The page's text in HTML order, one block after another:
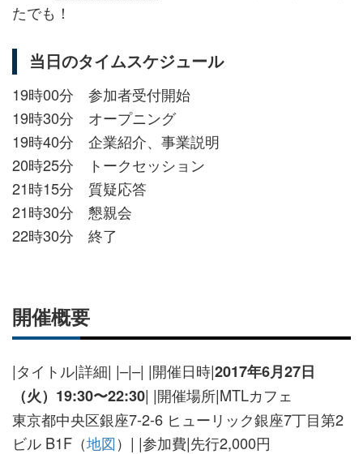
たでも！
当日のタイムスケジュール
19時00分 参加者受付開始
19時30分 オープニング
19時40分 企業紹介、事業説明
20時25分 トークセッション
21時15分 質疑応答
21時30分 懇親会
22時30分 終了
開催概要
|タイトル|詳細| |–|–| |開催日時|2017年6月27日
（火）19:30〜22:30| |開催場所|MTLカフェ
東京都中央区銀座7-2-6 ヒューリック銀座7丁目第2
ビル B1F（地図）| |参加費|先行2,000円